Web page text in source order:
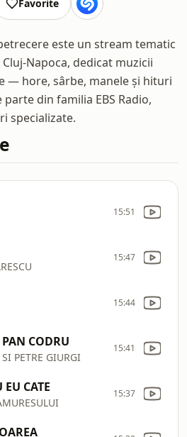
Favorite
este un stream tematic
Napoca, dedicat muzicii
— hore, sârbe, manele și hituri
din familia EBS Radio,
specializate.
15:51
15:47
15:44
PAN CODRU
PETRE GIURGI
15:41
EU CATE 15:37